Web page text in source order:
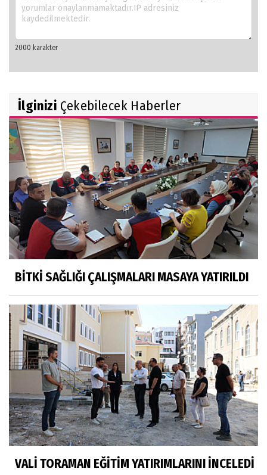
İlginizi Çekebilecek Haberler
BİTKİ SAĞLIĞI ÇALIŞMALARI MASAYA YATIRILDI
VALİ TORAMAN EĞİTİM YATIRIMLARINI İNCELEDİ